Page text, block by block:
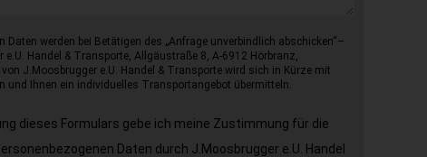
Daten werden bei Betätigen des „Anfrage unverbindlich abschicken“–
Handel & Transporte, Allgäustraße 8, A-6912 Hörbranz,
J.Moosbrugger e.U. Handel & Transporte wird sich in Kürze mit
und Ihnen ein individuelles Transportangebot übermitteln.
dieses Formulars gebe ich meine Zustimmung für die
Daten durch J.Moosbrugger e.U. Handel